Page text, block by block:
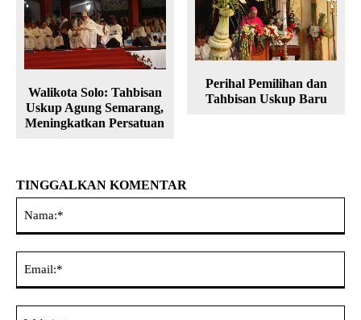
Walikota Solo: Tahbisan
Uskup Agung Semarang,
Meningkatkan Persatuan
Perihal Pemilihan dan
Tahbisan Uskup Baru
TINGGALKAN KOMENTAR